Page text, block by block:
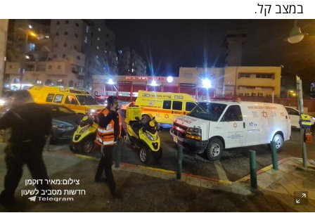
במצב קל.